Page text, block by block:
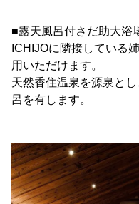
■露天風呂付さだ助大浴
ICHIJOに隣接している
用いただけます。
天然香住温泉を源泉と
呂を有します。